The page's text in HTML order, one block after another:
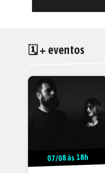
🗓 + eventos
07/08 às 18h